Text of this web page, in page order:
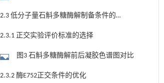
活力的影响
2.3 低分子量石斛多糖酶解制备条件的
2.3.1 正交实验评价标准的选择
图3 石斛多糖酶解前后凝胶色谱图对比
2.3.2 酶E752正交条件的优化